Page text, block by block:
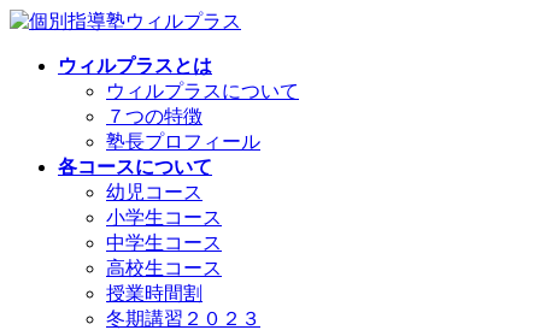
コ
ナ
ウィルプラスとは
ウィルプラスについて
７つの特徴
塾長プロフィール
各コースについて
幼児コース
小学生コース
中学生コース
高校生コース
授業時間割
冬期講習２０２３